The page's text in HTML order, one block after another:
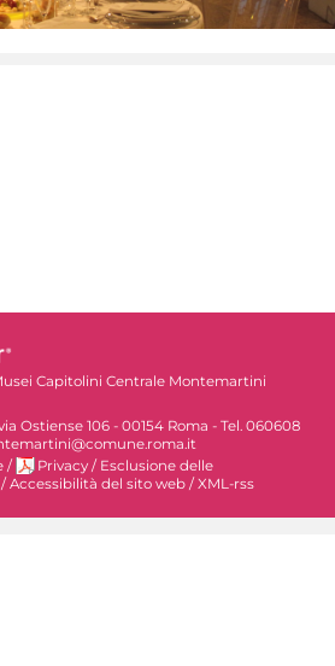
Capitolini Centrale Montemartini
Ostiense 106 - 00154 Roma - Tel. 060608
/ Privacy / Esclusione delle
/Accessibilità del sito web /XML-rss